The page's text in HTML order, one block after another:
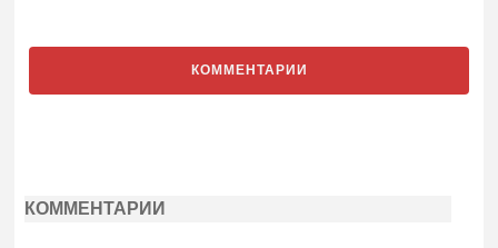
КОММЕНТАРИИ
КОММЕНТАРИИ